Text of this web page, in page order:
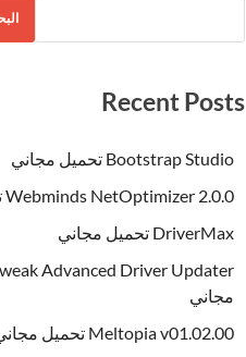
Recent Posts
Bootstrap Studio تحميل مجاني
Webminds NetOptimizer 2.0.0 تحميل مجاني
DriverMax تحميل مجاني
مجاني
Meltopia v01.02.00 تحميل مجاني